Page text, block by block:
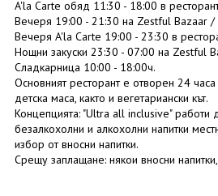
A'la Carte обяд 11:30 - 18:00 в
Вечеря 19:00 - 21:30 на Zestful Bazaar /
Вечеря A'la Carte 19:00 - 23:30 в
Нощни закуски 23:30 - 07:00 на Zestful
Сладкарница 10:00 - 18:00ч.
Основният ресторант е отворен 24
детска маса, както и вегетариански кът.
Концепцията: "Ultra all inclusive" работи
безалкохолни и алкохолни напитки
избор от вносни напитки.
Срещу заплащане: някои вносни